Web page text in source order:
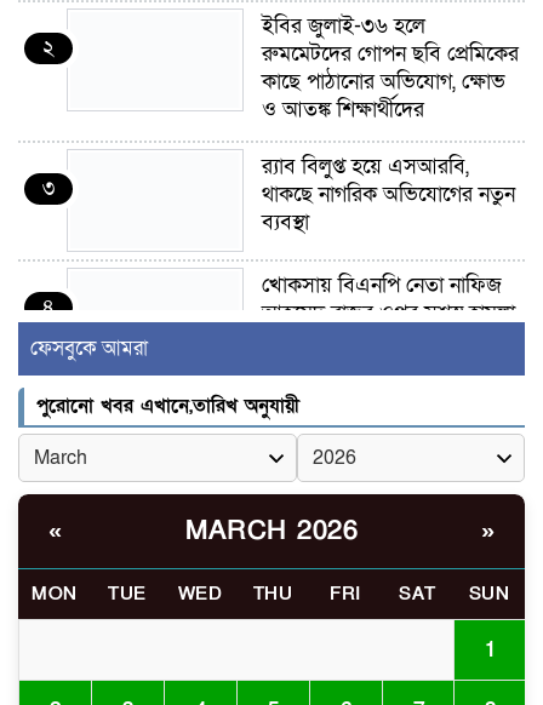
২
ইবির জুলাই-৩৬ হলে
রুমমেটদের গোপন ছবি প্রেমিকের
কাছে পাঠানোর অভিযোগ, ক্ষোভ
ও আতঙ্ক শিক্ষার্থীদের
৩
র‍্যাব বিলুপ্ত হয়ে এসআরবি,
থাকছে নাগরিক অভিযোগের নতুন
ব্যবস্থা
৪
খোকসায় বিএনপি নেতা নাফিজ
আহমেদ রাজুর ওপর সশস্ত্র হামলা,
৫
সাঈদীর ছবিতে জুতা
নিক্ষেপকারীরা ‘জারজ সন্তান’:
আমির হামজা
৬
ইসলামী বিশ্ববিদ্যালয়র ৪৪
তৎপরতার অভিযোগ/ তদন্তে
গঠিত হলো উচ্চপর্যায়ের কমিটি
৭
ফেসবুকে আমরা
পুরোনো খবর এখানে,তারিখ অনুযায়ী
« MARCH 2026 »
MON TUE WED THU FRI SAT SUN
1